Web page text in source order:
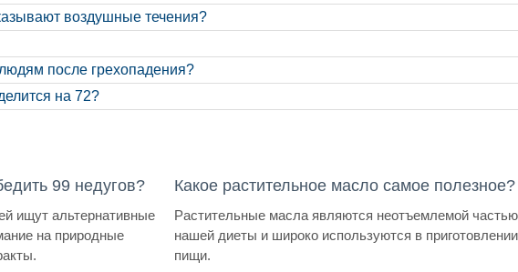
воздушные течения?
после грехопадения?
на 72?
99 недугов?
ищут альтернативные
на природные
Какое растительное масло самое полезное?
Растительные масла являются неотъемлемой частью
нашей диеты и широко используются в приготовлении
пищи.